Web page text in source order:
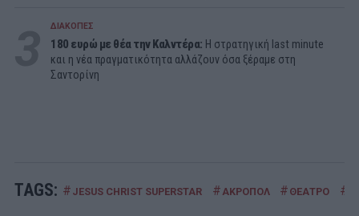
ΔΙΑΚΟΠΕΣ
180 ευρώ με θέα την Καλντέρα: Η στρατηγική last minute
και η νέα πραγματικότητα αλλάζουν όσα ξέραμε στη
Σαντορίνη
TAGS: # JESUS CHRIST SUPERSTAR # ΑΚΡΟΠΟΛ # ΘΕΑΤΡΟ #